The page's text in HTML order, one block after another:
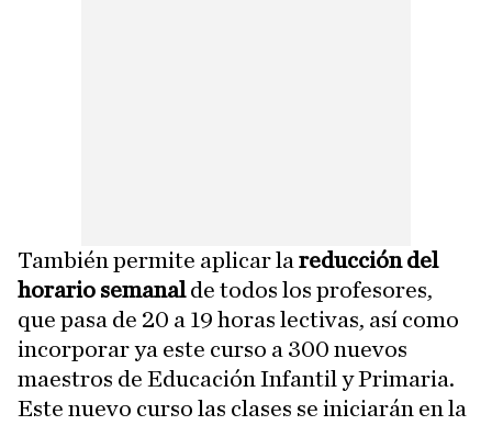
También permite aplicar la reducción del
horario semanalde todos los profesores,
que pasa de 20 a 19 horas lectivas, así como
incorporar ya este curso a 300 nuevos
maestros de Educación Infantil y Primaria.
Este nuevo curso las clases se iniciarán en la